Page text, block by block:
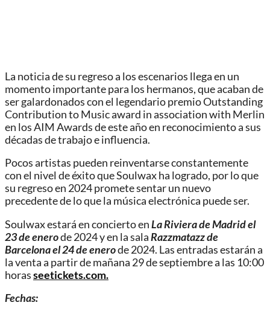
La noticia de su regreso a los escenarios llega en un
momento importante para los hermanos, que acaban de
ser galardonados con el legendario premio Outstanding
Contribution to Music award in association with Merlin
en los AIM Awards de este año en reconocimiento a sus
décadas de trabajo e influencia.
Pocos artistas pueden reinventarse constantemente
con el nivel de éxito que Soulwax ha logrado, por lo que
su regreso en 2024 promete sentar un nuevo
precedente de lo que la música electrónica puede ser.
Soulwax estará en concierto enLa Riviera de Madrid el
23 de enerode 2024 y en la salaRazzmatazz de
Barcelona el 24 de enerode 2024. Las entradas estarán a
la venta a partir de mañana 29 de septiembre a las 10:00
horasseetickets.com.
Fechas: